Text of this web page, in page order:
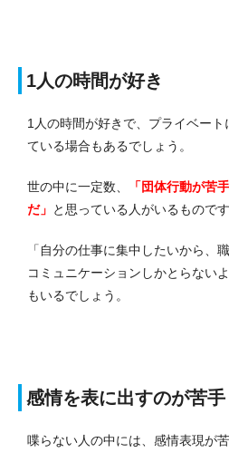
1人の時間が好き
1人の時間が好きで、プライベー
ている場合もあるでしょう。
世の中に一定数、
「団体行動が苦
だ」 と思っている人がいるものです
「自分の仕事に集中したいから、
コミュニケーションしかとらない
もいるでしょう。
感情を表に出すのが苦手
喋らない人の中には、感情表現が